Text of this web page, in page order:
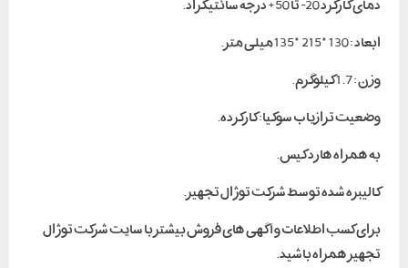
دمای کارکرد 20- تا 50+ درجه سانتیگراد.
ابعاد : 130*215*135 میلی متر.
وزن : 1.7 کیلوگرم.
وضعیت ترازیاب سوکیا: کارکرده.
به همراه هارد کیس.
کالیبره شده توسط شرکت توژال تجهیز.
برای کسب اطلاعات و آگهی های فروش بیشتر با سایت شرکت توژال
تجهیز همراه باشید.